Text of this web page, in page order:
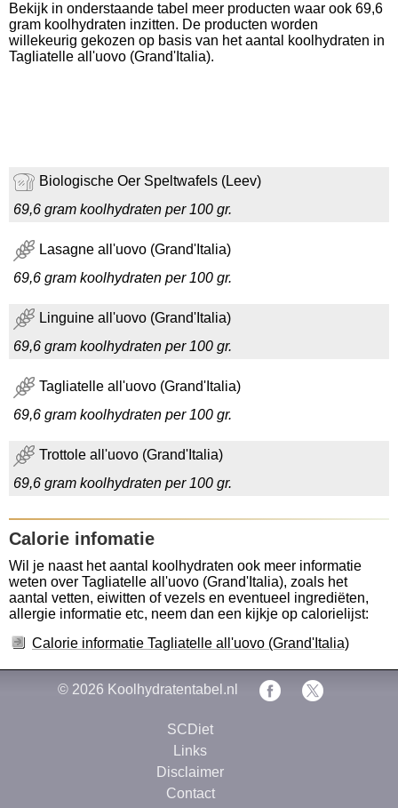
Bekijk in onderstaande tabel meer producten waar ook 69,6
gram koolhydraten inzitten. De producten worden
willekeurig gekozen op basis van het aantal koolhydraten in
Tagliatelle all'uovo (Grand'Italia).
Biologische Oer Speltwafels (Leev)
69,6 gram koolhydraten per 100 gr.
Lasagne all'uovo (Grand'Italia)
69,6 gram koolhydraten per 100 gr.
Linguine all'uovo (Grand'Italia)
69,6 gram koolhydraten per 100 gr.
Tagliatelle all'uovo (Grand'Italia)
69,6 gram koolhydraten per 100 gr.
Trottole all'uovo (Grand'Italia)
69,6 gram koolhydraten per 100 gr.
Calorie infomatie
Wil je naast het aantal koolhydraten ook meer informatie
weten over Tagliatelle all'uovo (Grand'Italia), zoals het
aantal vetten, eiwitten of vezels en eventueel ingrediëten,
allergie informatie etc, neem dan een kijkje op calorielijst:
Calorie informatie Tagliatelle all'uovo (Grand'Italia)
© 2026 Koolhydratentabel.nl
SCDiet
Links
Disclaimer
Contact